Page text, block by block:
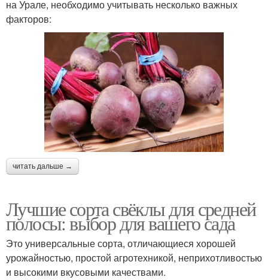
на Урале, необходимо учитывать несколько важных
факторов:
читать дальше →
Лучшие сорта свёклы для средней
полосы: выбор для вашего сада
Это универсальные сорта, отличающиеся хорошей
урожайностью, простой агротехникой, неприхотливостью
и высокими вкусовыми качествами.